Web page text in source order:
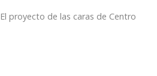
El proyecto de las caras de Centro